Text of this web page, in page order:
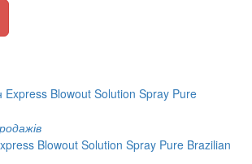
Blowout Solution Spray Pure Brazilian